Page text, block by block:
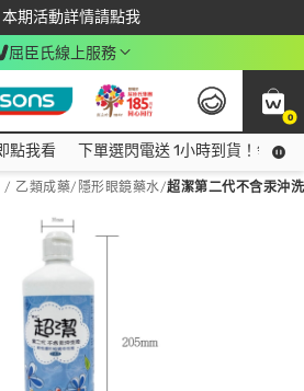
本期活動詳情請點我
下載app最高回饋$350
屈臣氏線上服務
0
看
點我看 下單選閃電送 1小時到貨！領神
/ 乙類成藥/ 隱形眼鏡藥水/超潔第二代不含汞沖